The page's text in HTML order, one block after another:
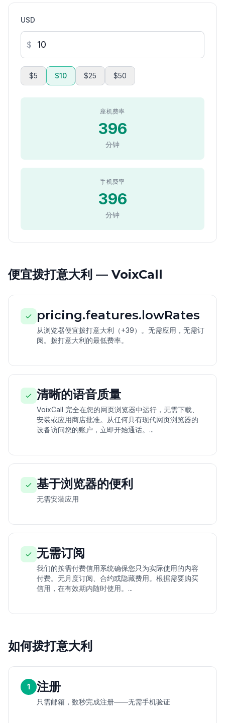
USD
$
$5 $10 $25 $50
座机费率
396
分钟
手机费率
396
分钟
便宜拨打意大利 — VoixCall
pricing.features.lowRates
从浏览器便宜拨打意大利（+39）。无需应用，无需订
阅。拨打意大利的最低费率。
清晰的语音质量
VoixCall 完全在您的网页浏览器中运行，无需下载、
安装或应用商店批准。从任何具有现代网页浏览器的
设备访问您的账户，立即开始通话。...
基于浏览器的便利
无需安装应用
无需订阅
我们的按需付费信用系统确保您只为实际使用的内容
付费。无月度订阅、合约或隐藏费用。根据需要购买
信用，在有效期内随时使用。...
如何拨打意大利
1 注册
只需邮箱，数秒完成注册——无需手机验证